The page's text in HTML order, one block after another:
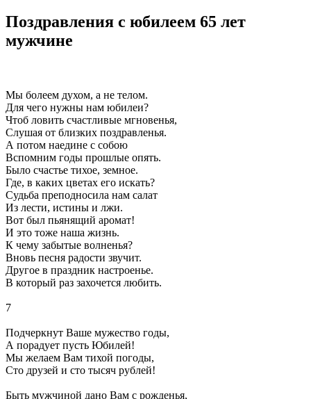
Поздравления с юбилеем 65 лет
мужчине
Мы болеем духом, а не телом.
Для чего нужны нам юбилеи?
Чтоб ловить счастливые мгновенья,
Слушая от близких поздравленья.
А потом наедине с собою
Вспомним годы прошлые опять.
Было счастье тихое, земное.
Где, в каких цветах его искать?
Судьба преподносила нам салат
Из лести, истины и лжи.
Вот был пьянящий аромат!
И это тоже наша жизнь.
К чему забытые волненья?
Вновь песня радости звучит.
Другое в праздник настроенье.
В который раз захочется любить.
7
Подчеркнут Ваше мужество годы,
А порадует пусть Юбилей!
Мы желаем Вам тихой погоды,
Сто друзей и сто тысяч рублей!
Быть мужчиной дано Вам с рожденья,